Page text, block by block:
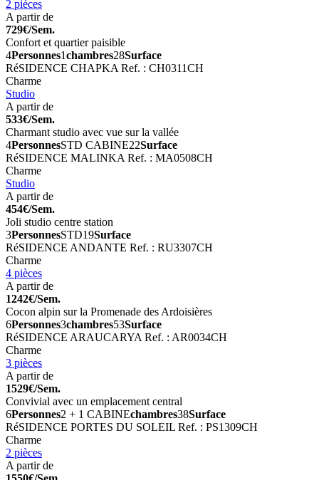
2 pièces
A partir de
729€/Sem.
Confort et quartier paisible
4Personnes1chambres28Surface
RéSIDENCE CHAPKA Ref. : CH0311CH
Charme
Studio
A partir de
533€/Sem.
Charmant studio avec vue sur la vallée
4PersonnesSTD CABINE22Surface
RéSIDENCE MALINKA Ref. : MA0508CH
Charme
Studio
A partir de
454€/Sem.
Joli studio centre station
3PersonnesSTD19Surface
RéSIDENCE ANDANTE Ref. : RU3307CH
Charme
4 pièces
A partir de
1242€/Sem.
Cocon alpin sur la Promenade des Ardoisières
6Personnes3chambres53Surface
RéSIDENCE ARAUCARYA Ref. : AR0034CH
Charme
3 pièces
A partir de
1529€/Sem.
Convivial avec un emplacement central
6Personnes2 + 1 CABINEchambres38Surface
RéSIDENCE PORTES DU SOLEIL Ref. : PS1309CH
Charme
2 pièces
A partir de